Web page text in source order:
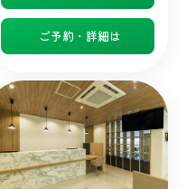
ご予約・詳細は